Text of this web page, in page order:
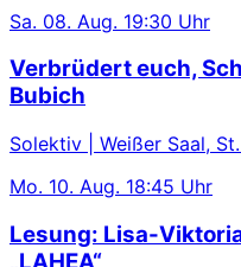
Sa. 08. Aug. 19:30 Uhr
Verbrüdert euch,
Bubich
Solektiv | Weißer Saal,
Mo. 10. Aug. 18:45 Uhr
Lesung: Lisa-
„LAHEA“